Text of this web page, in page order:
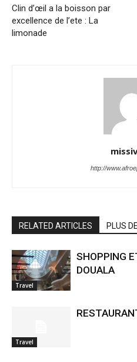
Clin d’œil a la boisson par
excellence de l’ete : La
limonade
http://
RELATED ARTICLES PLUS
Travel
SHOPPING
DOUALA
Travel